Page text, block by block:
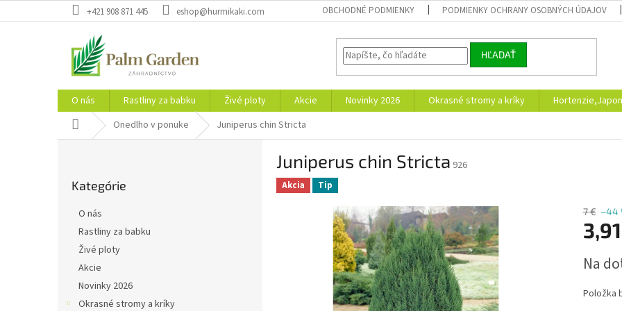
na
+421 908 871 445 eshop@hurmikaki.com OBCHODNÉ PODMIENKY PODMIENKY OCHRANY OSOBNÝCH ÚDAJOV
HĽADAŤ
O nás Rastliny za babku Živé ploty Akcie Novinky 2026 Okrasné stromy a kríky
Domov Onedlho v ponuke Juniperus chin Stricta
kategórie
Kategórie
O nás
Rastliny za babku
Živé ploty
Akcie
Novinky 2026
Okrasné stromy a kríky
Juniperus chin Stricta 926
Akcia Tip
7 € –44
cena:
Na
Položka